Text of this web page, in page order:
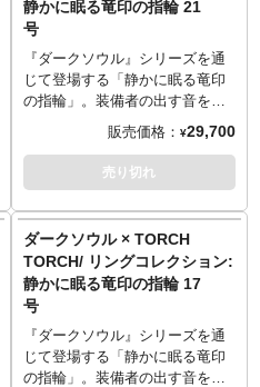
TORCH TORCH OFFICIAL
SITE：http://www.torchtorch.jp
TORCH TORCHのコダワリを
monoマガジンでご紹介いただき
※ハンドメイドで作られている
ため、ひとつひとつの色合いや
表情が微妙に異なります。
──────────────────
■サイズ
──────────────────
■マテリアル
シルバー925／キュービックジル
──────────────────
■原型制作
赤尾慎也 （HEADLONG）
TORCH TORCH OFFICIAL
SITE：http://www.torchtorch.jp
TORCH TORCHのコダワリを
monoマガジンでご紹介いただき
スにはアンティーク加工を施し
て風合いを出し、中央の球はシ
ルバー925に燻し加工することで
岩の質感を再現。『ダークソウ
ル』の空気や情緒を感じられる
の一品です。使い込むほどに真
鍮特有のヴィンテージ感や傷が
増し、よりゲームの世界観とシ
堪能ください。
※世界観を再現するため、意図
的に荒い仕上げや傷を施してお
ります。
※ハンドメイドで作られている
ため、ひとつひとつの色合いや
表情が微妙に異なります。
──────────────────
静かに眠る竜印の指輪 21
号
『ダークソウル』シリーズを通
じて登場する「静かに眠る竜印
の指輪」。装備者の出す音を消
す効果を持つ、プレイヤーにも
馴染み深いアイテムです。そん
な指輪をゲームの世界そのまま
の再現度で、実際に身に着けら
本体はシルバー925製。竜の彫刻
部分は、歪みや傷に至るまで細
やかに彫りこみ、控えめながら
格式あるたたずまいを完全再
現。ゲーム内のビジュアルでは
確認しづらい、アーム部分の美
しく妖しいうねりもしっかりと
販売価格： ¥29,700
売り切れ
ダークソウル × TORCH
TORCH/ リングコレクション:
静かに眠る竜印の指輪 17
号
『ダークソウル』シリーズを通
じて登場する「静かに眠る竜印
の指輪」。装備者の出す音を消